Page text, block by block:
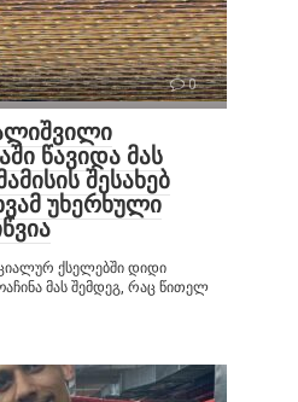
0
წავიდა მას
შესახებ
უხერხული
ქსელებში დიდი
მას შემდეგ, რაც წითელ